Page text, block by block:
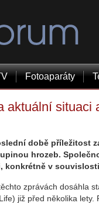
Fotoaparáty
aktuální situaci
době příležitost
hrozeb.
konkrétně v
zprávách dosáhla
již před několika